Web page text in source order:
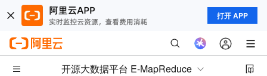
打开 APP
开源大数据平台 E-MapReduce